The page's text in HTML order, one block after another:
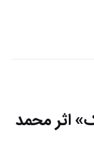
اثر محمد